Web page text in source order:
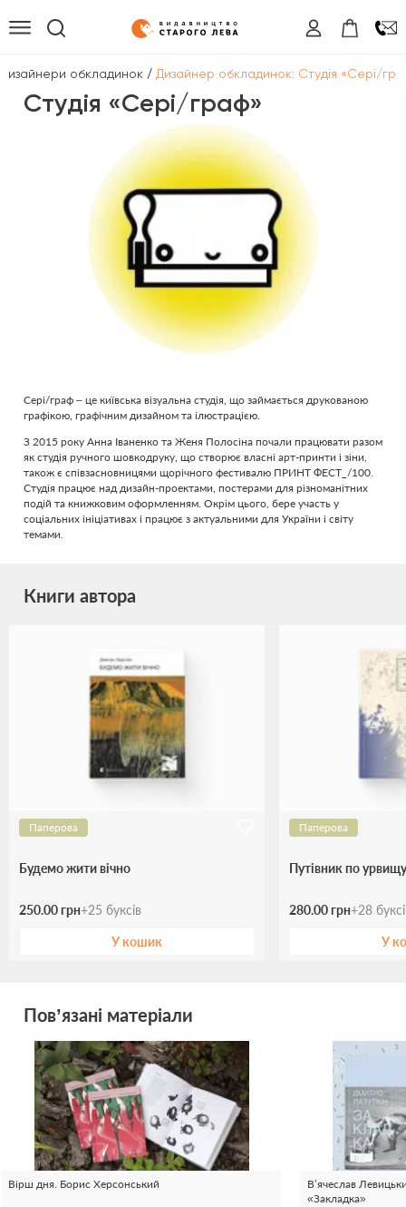
Дизайнери обкладинок / Дизайнер обкладинок: Студія «Сері/
Студія «Сері/граф»
Сері/граф – це київська візуальна студія, що займається друкованою
графікою, графічним дизайном та ілюстрацією.
З 2015 року Анна Іваненко та Женя Полосіна почали працювати разом
як студія ручного шовкодруку, що створює власні арт-принти і зіни,
також є співзасновницями щорічного фестивалю ПРИНТ ФЕСТ_/100.
Студія працює над дизайн-проектами, постерами для різноманітних
подій та книжковим оформленням. Окрім цього, бере участь у
соціальних ініціативах і працює з актуальними для України і світу
темами.
Книги автора
Паперова
Будемо жити вічно
250.00 грн+25 буксів
У кошик
Паперова
Путівник по
280.00 грн+28
У
Пов’язані матеріали
Вірш дня. Борис Херсонський
В’ячеслав
«Закладка»